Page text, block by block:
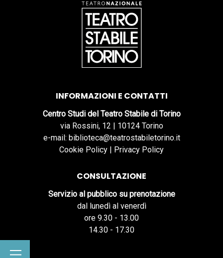
INFORMAZIONI E CONTATTI
Centro Studi del Teatro Stabile di Torino
via Rossini, 12 | 10124 Torino
e-mail: biblioteca@teatrostabiletorino.it
Cookie Policy | Privacy Policy
CONSULTAZIONE
Servizio al pubblico su prenotazione
dal lunedì al venerdì
ore 9.30 - 13.00
14.30 - 17.30